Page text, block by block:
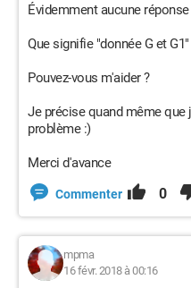
Évidemment aucune
Que signifie "donnée G et G1"
Pouvez-vous m'aider ?
Je précise quand même que
problème :)
Merci d'avance
Commenter 0
mpma
16 févr. 2018 à 00:16